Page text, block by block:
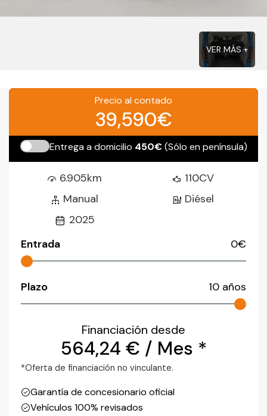
VER MÁS +
Precio al contado
39,590€
Entrega a domicilio 450€(Sólo en península)
6.905km
110CV
Manual
Diésel
2025
Entrada
0€
Plazo 10 años
Financiación desde
564,24 € / Mes *
*Oferta de financiación no vinculante.
Garantía de concesionario oficial
Vehículos 100% revisados